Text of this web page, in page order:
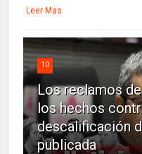
Leer Mas
10
Los reclamos
los hechos
descalificación
publicada